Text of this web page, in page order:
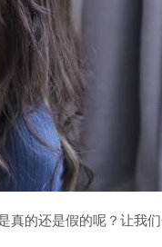
的还是假的呢？让我